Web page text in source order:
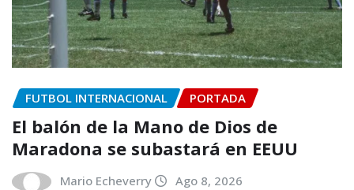
FUTBOL INTERNACIONAL PORTADA
El balón de la Mano de Dios de
Maradona se subastará en EEUU
Mario Echeverry Ago 8, 2026